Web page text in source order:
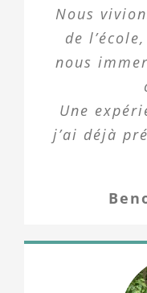
Nous
de
nous
Une
j’ai déjà